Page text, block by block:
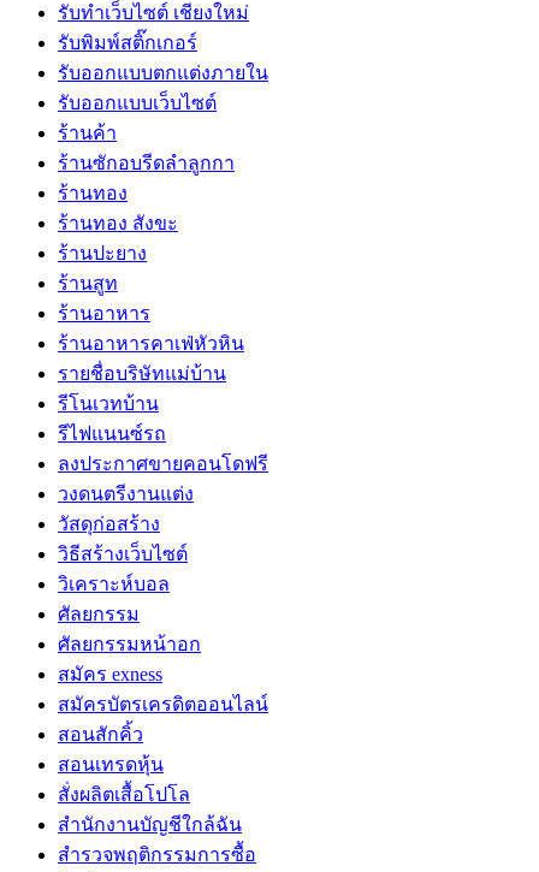
รับทำเว็บไซต์ เชียงใหม่
รับพิมพ์สติ๊กเกอร์
รับออกแบบตกแต่งภายใน
รับออกแบบเว็บไซต์
ร้านค้า
ร้านซักอบรีดลำลูกกา
ร้านทอง
ร้านทอง สังขะ
ร้านปะยาง
ร้านสูท
ร้านอาหาร
ร้านอาหารคาเฟ่หัวหิน
รายชื่อบริษัทแม่บ้าน
รีโนเวทบ้าน
รีไฟแนนซ์รถ
ลงประกาศขายคอนโดฟรี
วงดนตรีงานแต่ง
วัสดุก่อสร้าง
วิธีสร้างเว็บไซต์
วิเคราะห์บอล
ศัลยกรรม
ศัลยกรรมหน้าอก
สมัคร exness
สมัครบัตรเครดิตออนไลน์
สอนสักคิ้ว
สอนเทรดหุ้น
สั่งผลิตเสื้อโปโล
สำนักงานบัญชีใกล้ฉัน
สำรวจพฤติกรรมการซื้อ